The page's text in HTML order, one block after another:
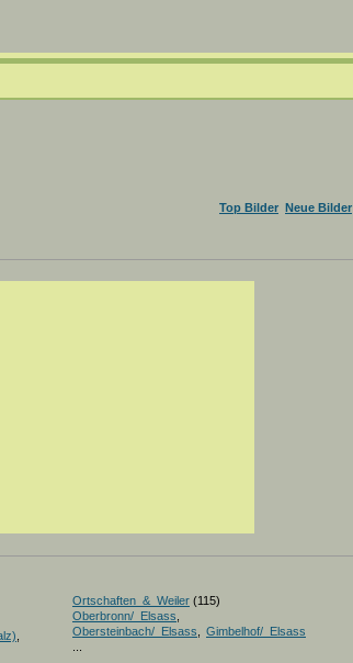
Top Bilder Neue Bilder
Ortschaften_&_Weiler (115)
Oberbronn/_Elsass
Obersteinbach/_Elsass
Gimbelhof/_Elsass